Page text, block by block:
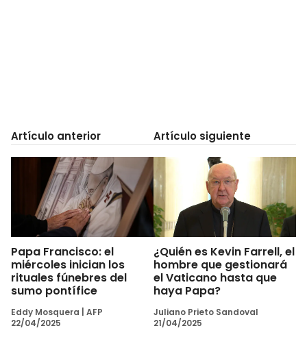
Artículo anterior
Papa Francisco: el
miércoles inician los
rituales fúnebres del
sumo pontífice
Eddy Mosquera
AFP
22/04/2025
Artículo siguiente
¿Quién es Kevin Farrell, el
hombre que gestionará
el Vaticano hasta que
haya Papa?
Juliano Prieto Sandoval
21/04/2025